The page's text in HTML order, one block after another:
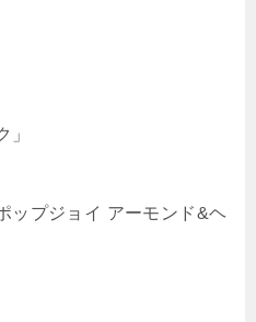
」
ップジョイ アーモンド&ヘ